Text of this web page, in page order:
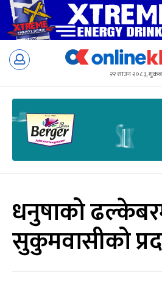
Skip
२२ साउन २०८३,
धनुषाको
सुकुमवासीको